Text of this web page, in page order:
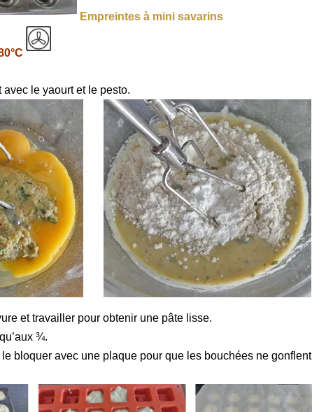
Empreintes à mini savarins
le yaourt et le pesto.
et travailler pour obtenir une pâte lisse.
¾.
bloquer avec une plaque pour que les bouchées ne gonflent